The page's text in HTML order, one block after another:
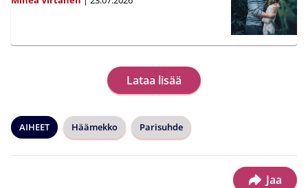
Lataa lisää
AIHEET Häämekko Parisuhde
Jaa